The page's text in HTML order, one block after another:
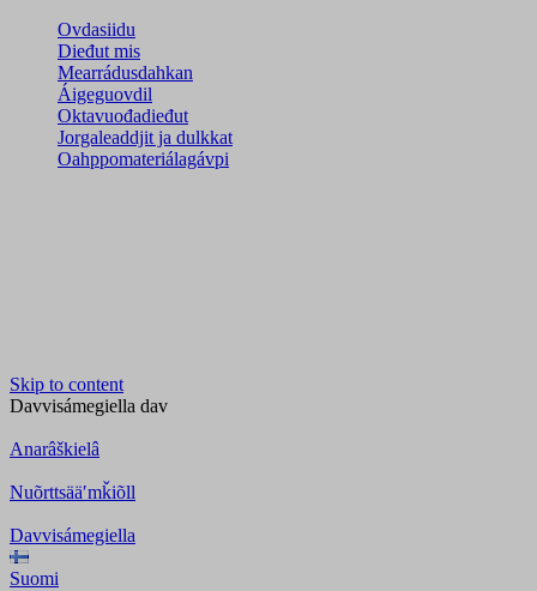
Ovdasiidu
Dieđut mis
Mearrádusdahkan
Áigeguovdil
Oktavuođadieđut
Jorgaleaddjit ja dulkkat
Oahppomateriálagávpi
Skip to content
Davvisámegiella dav
Anarâškielâ
Nuõrttsääʹmǩiõll
Davvisámegiella
Suomi